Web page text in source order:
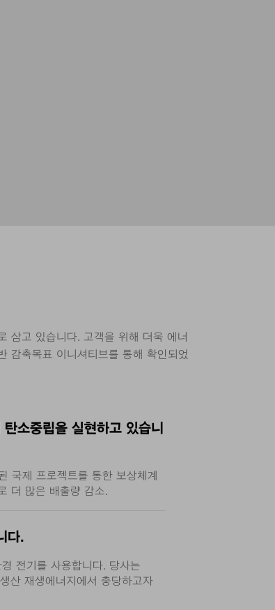
삼고 있습니다. 고객을 위해 더욱 에너
감축목표 이니셔티브를 통해 확인되었
소중립을 실현하고 있습니
국제 프로젝트를 통한 보상체계
더 많은 배출량 감소.
다.
전기를 사용합니다. 당사는
산 재생에너지에서 충당하고자